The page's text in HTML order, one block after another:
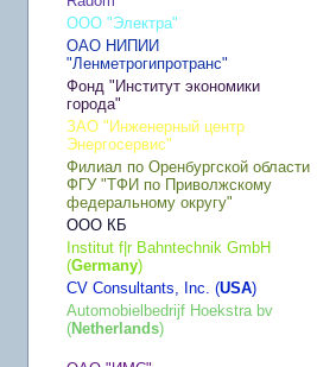
ООО "Электра"
ОАО НИПИИ
"Ленметрогипротранс"
Фонд "Институт экономики
города"
ЗАО "Инженерный центр
Энергосервис"
Филиал по Оренбургской области
ФГУ "ТФИ по Приволжскому
федеральному округу"
ООО КБ
Institut f|r Bahntechnik GmbH
(Germany)
CV Consultants, Inc. (USA)
Automobielbedrijf Hoekstra bv
(Netherlands)